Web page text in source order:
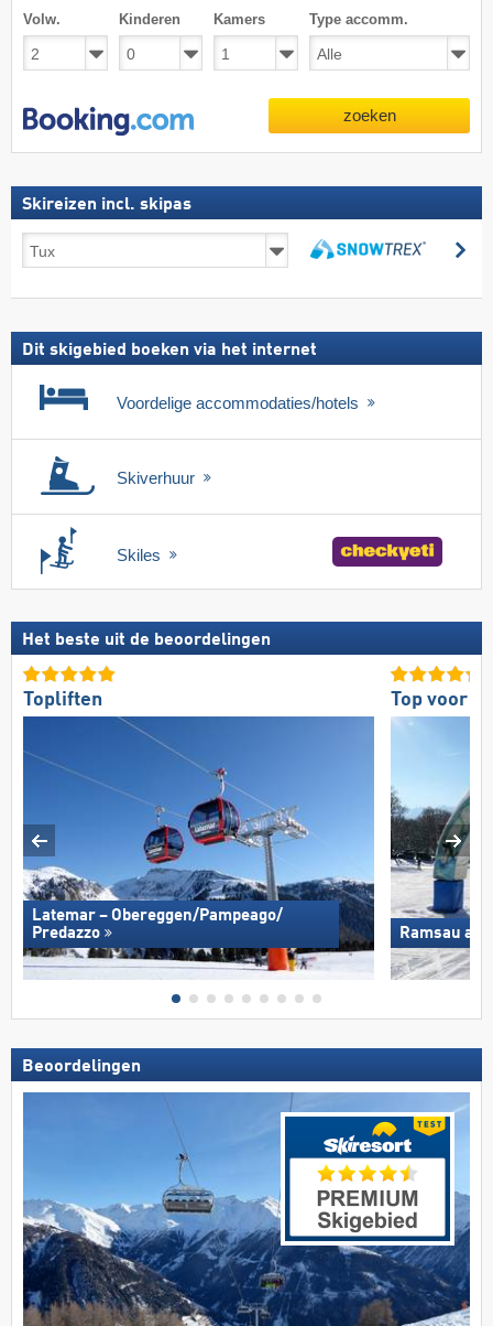
Volw. Kinderen Kamers Type accomm.
zoeken
Skireizen incl. skipas
incl.
Dit skigebied boeken via het internet
Voordelige accommodaties/hotels
Skiverhuur
Skiles
Het beste uit de beoordelingen
Topliften
Latemar – Obereggen/​Pampeago/​
Predazzo
Top voor
Ramsau
Beoordelingen